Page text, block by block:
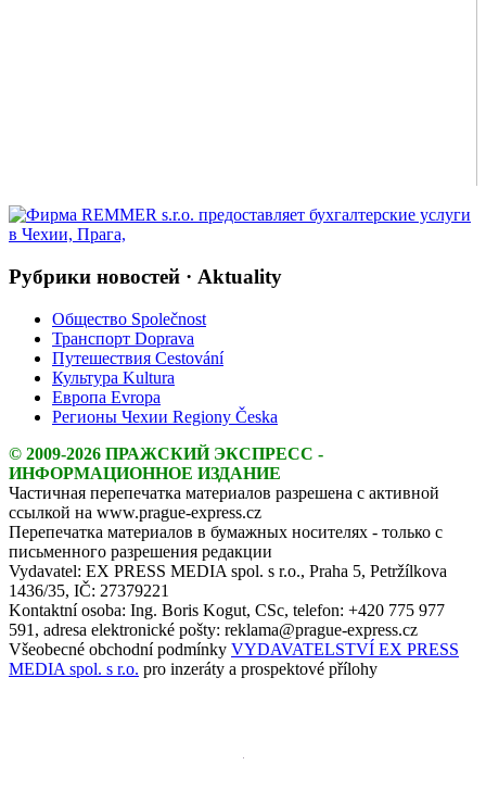
Рубрики новостей · Aktuality
Общество Společnost
Транспорт Doprava
Путешествия Cestování
Культура Kultura
Европа Evropa
Регионы Чехии Regiony Česka
© 2009-2026 ПРАЖСКИЙ ЭКСПРЕСС -
ИНФОРМАЦИОННОЕ ИЗДАНИЕ
Частичная перепечатка материалов разрешена с активной
ссылкой на www.prague-express.cz
Перепечатка материалов в бумажных носителях - только с
письменного разрешения редакции
Vydavatel: EX PRESS MEDIA spol. s r.o., Praha 5, Petržílkova
1436/35, IČ: 27379221
Kontaktní osoba: Ing. Boris Kogut, CSc, telefon: +420 775 977
591, adresa elektronické pošty: reklama@prague-express.cz
Všeobecné obchodní podmínky VYDAVATELSTVÍ EX PRESS
MEDIA spol. s r.o. pro inzeráty a prospektové přílohy